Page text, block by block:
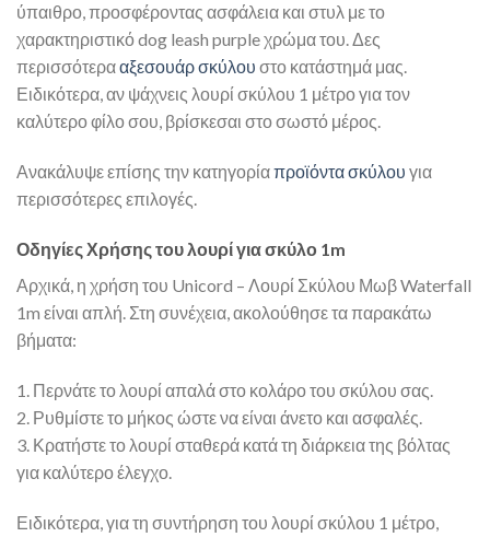
ύπαιθρο, προσφέροντας ασφάλεια και στυλ με το
χαρακτηριστικό dog leash purple χρώμα του. Δες
περισσότερααξεσουάρ σκύλου στο κατάστημά μας.
Ειδικότερα, αν ψάχνεις λουρί σκύλου 1 μέτρο για τον
καλύτερο φίλο σου, βρίσκεσαι στο σωστό μέρος.
Ανακάλυψε επίσης την κατηγορίαπροϊόντα σκύλου για
περισσότερες επιλογές.
Οδηγίες Χρήσης του λουρί για σκύλο 1m
Αρχικά, η χρήση του Unicord – Λουρί Σκύλου Μωβ Waterfall
1m είναι απλή. Στη συνέχεια, ακολούθησε τα παρακάτω
βήματα:
1. Περνάτε το λουρί απαλά στο κολάρο του σκύλου σας.
2. Ρυθμίστε το μήκος ώστε να είναι άνετο και ασφαλές.
3. Κρατήστε το λουρί σταθερά κατά τη διάρκεια της βόλτας
για καλύτερο έλεγχο.
Ειδικότερα, για τη συντήρηση του λουρί σκύλου 1 μέτρο,